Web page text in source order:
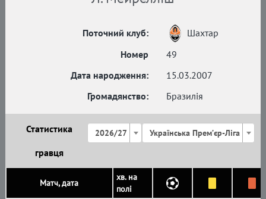
Поточний клуб:
Шахтар
Номер
49
Дата народження:
15.03.2007
Громадянство:
Бразилія
Статистика
гравця
2026/27 Українська Премʼєр-Ліга
Матч, дата
хв. на
полі